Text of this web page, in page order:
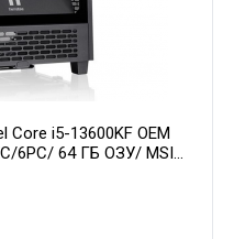
Core i5-13600KF OEM
6PC/ 64 ГБ ОЗУ/ MSI
GDDR7 256bit 3xDP